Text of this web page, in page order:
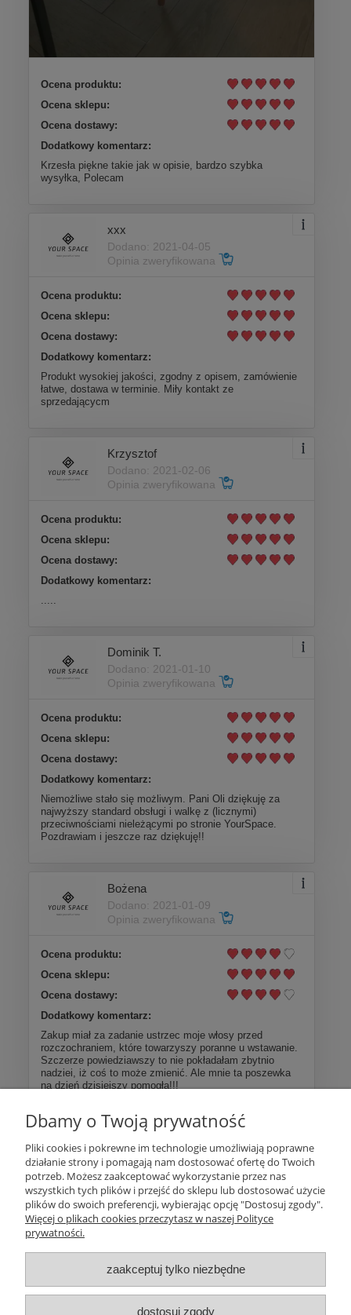
Ocena produktu:
Ocena sklepu:
Ocena dostawy:
Dodatkowy komentarz:
Krzesła piękne takie jak w opisie, bardzo szybka
wysyłka, Polecam
xxx
Dodano: 2021-04-05
Opinia zweryfikowana
Ocena produktu:
Ocena sklepu:
Ocena dostawy:
Dodatkowy komentarz:
Produkt wysokiej jakości, zgodny z opisem, zamówienie
łatwe, dostawa w terminie. Miły kontakt ze
sprzedającycm
Krzysztof
Dodano: 2021-02-06
Opinia zweryfikowana
Ocena produktu:
Ocena sklepu:
Ocena dostawy:
Dodatkowy komentarz:
Dominik T.
Dodano: 2021-01-10
Opinia zweryfikowana
Ocena produktu:
Ocena sklepu:
Ocena dostawy:
Dodatkowy komentarz:
Niemożliwe stało się możliwym. Pani Oli dziękuję za
najwyższy standard obsługi i walkę z (licznymi)
przeciwnościami nieleżącymi po stronie YourSpace.
Pozdrawiam i jeszcze raz dziękuję!!
Bożena
Dodano: 2021-01-09
Opinia zweryfikowana
Ocena produktu:
Ocena sklepu:
Ocena dostawy:
Dodatkowy komentarz:
Zakup miał za zadanie ustrzec moje włosy przed
rozczochraniem, które towarzyszy poranne u wstawanie.
Szczerze powiedziawszy to nie pokładałam zbytnio
nadziei, iż coś to może zmienić. Ale mnie ta poszewka
na dzień dzisiejszy pomogła!!!
Więcej opinii
Pomoc
Moje konto
Płatności i dostawa
Informacje
Dbamy o Twoją prywatność
Pliki cookies i pokrewne im technologie umożliwiają poprawne
działanie strony i pomagają nam dostosować ofertę do Twoich
potrzeb. Możesz zaakceptować wykorzystanie przez nas
wszystkich tych plików i przejść do sklepu lub dostosować użycie
plików do swoich preferencji, wybierając opcję "Dostosuj zgody".
Więcej o plikach cookies przeczytasz w naszej Polityce
prywatności.
zaakceptuj tylko niezbędne
dostosuj zgody